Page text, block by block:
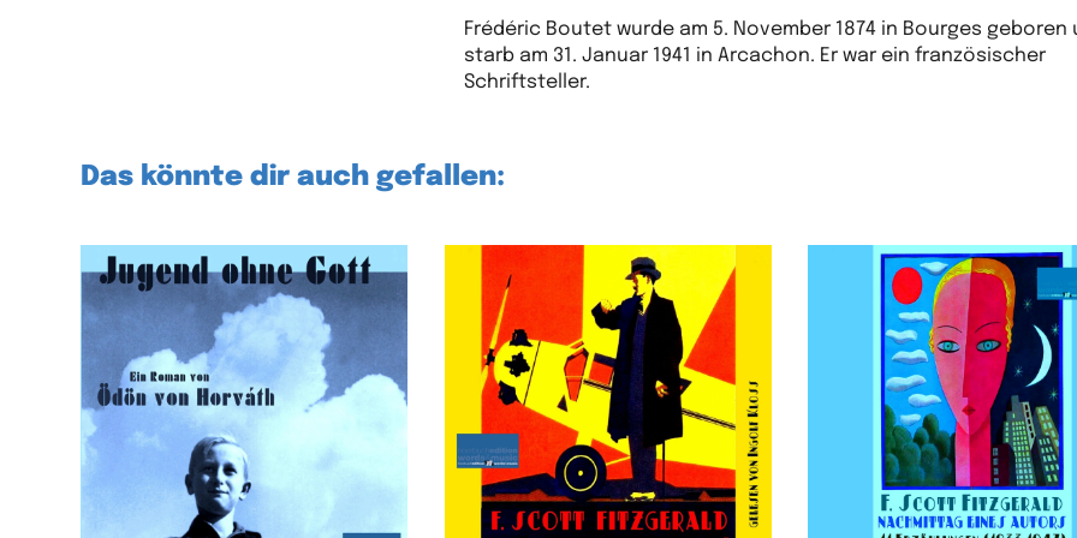
Frédéric Boutet wurde am 5. November 1874 in Bourges geboren
starb am 31. Januar 1941 in Arcachon. Er war ein französischer
Schriftsteller.
Das könnte dir auch gefallen: